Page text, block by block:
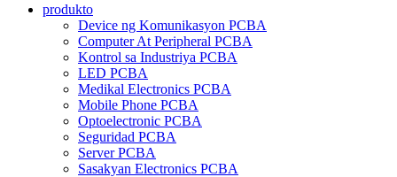
produkto
Device ng Komunikasyon PCBA
Computer At Peripheral PCBA
Kontrol sa Industriya PCBA
LED PCBA
Medikal Electronics PCBA
Mobile Phone PCBA
Optoelectronic PCBA
Seguridad PCBA
Server PCBA
Sasakyan Electronics PCBA